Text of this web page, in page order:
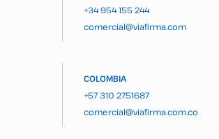
+34 954 155 244
comercial@viafirma.com
COLOMBIA
+57 310 2751687
comercial@viafirma.com.co